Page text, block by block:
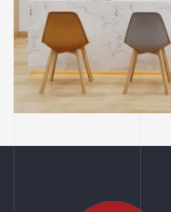
NHÀ THUỐC
Thiết Kế Phối